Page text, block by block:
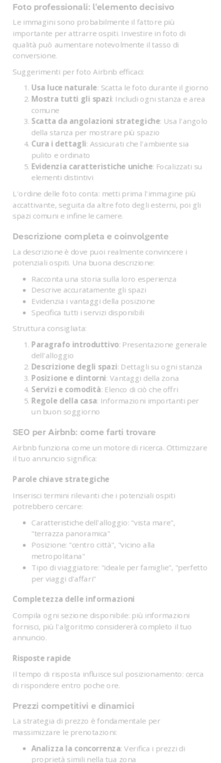
Foto professionali: l'elemento decisivo
Le immagini sono probabilmente il fattore più
importante per attrarre ospiti. Investire in foto di
qualità può aumentare notevolmente il tasso di
conversione.
Suggerimenti per foto Airbnb efficaci:
Usa luce naturale: Scatta le foto durante il giorno
Mostra tutti gli spazi: Includi ogni stanza e area
comune
Scatta da angolazioni strategiche: Usa l'angolo
della stanza per mostrare più spazio
Cura i dettagli: Assicurati che l'ambiente sia
pulito e ordinato
Evidenzia caratteristiche uniche: Focalizzati su
elementi distintivi
L'ordine delle foto conta: metti prima l'immagine più
accattivante, seguita da altre foto degli esterni, poi gli
spazi comuni e infine le camere.
Descrizione completa e coinvolgente
La descrizione è dove puoi realmente convincere i
potenziali ospiti. Una buona descrizione:
Racconta una storia sulla loro esperienza
Descrive accuratamente gli spazi
Evidenzia i vantaggi della posizione
Specifica tutti i servizi disponibili
Struttura consigliata:
Paragrafo introduttivo: Presentazione generale
dell'alloggio
Descrizione degli spazi: Dettagli su ogni stanza
Posizione e dintorni: Vantaggi della zona
Servizi e comodità: Elenco di ciò che offri
Regole della casa: Informazioni importanti per
un buon soggiorno
SEO per Airbnb: come farti trovare
Airbnb funziona come un motore di ricerca. Ottimizzare
il tuo annuncio significa:
Parole chiave strategiche
Inserisci termini rilevanti che i potenziali ospiti
potrebbero cercare:
Caratteristiche dell'alloggio: "vista mare",
"terrazza panoramica"
Posizione: "centro città", "vicino alla
metropolitana"
Tipo di viaggiatore: "ideale per famiglie", "perfetto
per viaggi d'affari"
Completezza delle informazioni
Compila ogni sezione disponibile: più informazioni
fornisci, più l'algoritmo considererà completo il tuo
annuncio.
Risposte rapide
Il tempo di risposta influisce sul posizionamento: cerca
di rispondere entro poche ore.
Prezzi competitivi e dinamici
La strategia di prezzo è fondamentale per
massimizzare le prenotazioni:
Analizza la concorrenza: Verifica i prezzi di
proprietà simili nella tua zona